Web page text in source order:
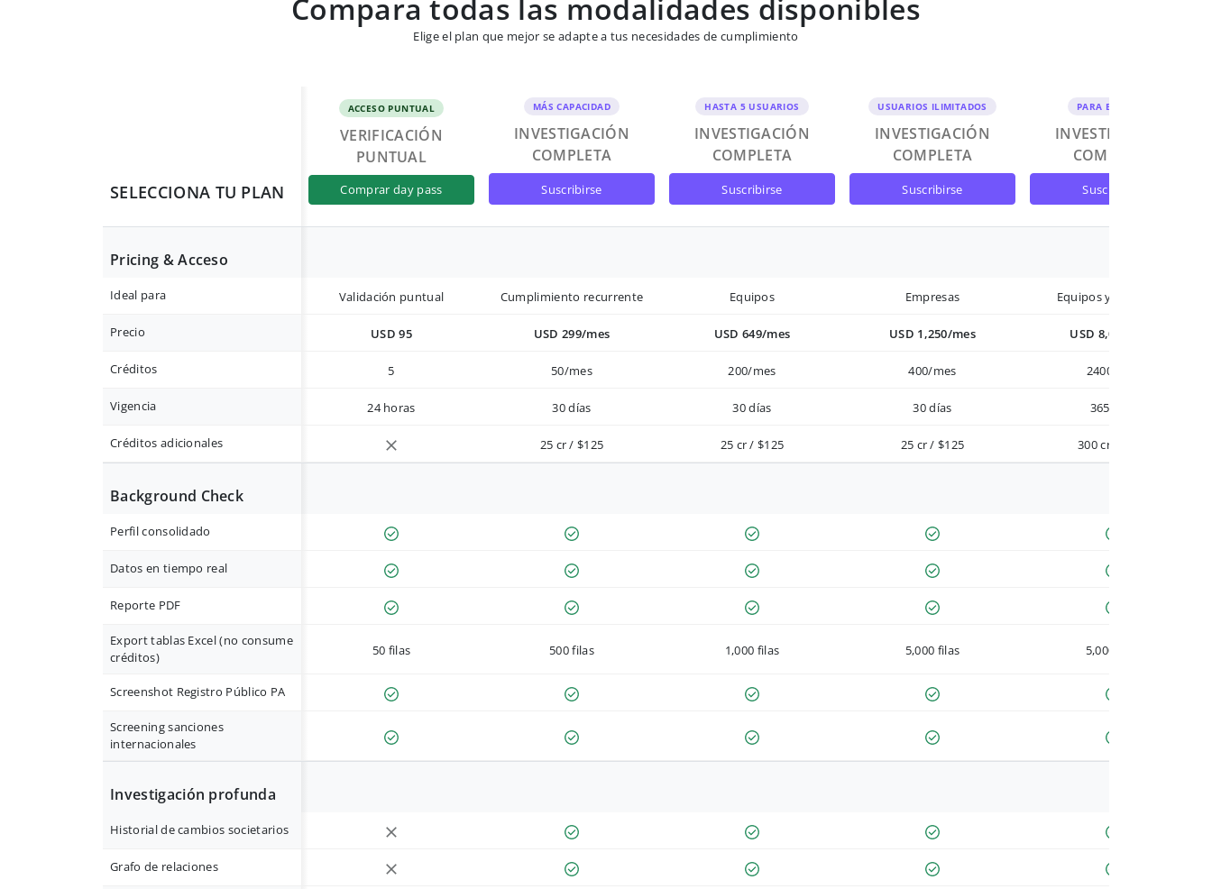
Compara todas las modalidades disponibles
Elige el plan que mejor se adapte a tus necesidades de cumplimiento
SELECCIONA TU PLAN
ACCESO PUNTUAL
VERIFICACIÓN
PUNTUAL
comprar day pass
MÁS CAPACIDAD
INVESTIGACIÓN
COMPLETA
suscribirse
HASTA 5 USUARIOS
INVESTIGACIÓN
COMPLETA
suscribirse
USUARIOS ILIMITADOS
INVESTIGACIÓN
COMPLETA
suscribirse
PARA EQUIPOS
INVESTIGACIÓN
COMPLETA
suscribirse
Pricing & Acceso
Ideal para Validación puntual Cumplimiento recurrente Equipos Empresas Equipos y Empresas
Precio USD 95 USD 299/mes USD 649/mes USD 1,250/mes USD 8,000/año
Créditos 5 50/mes 200/mes 400/mes 2400/año
Vigencia 24 horas 30 días 30 días 30 días 365 días
Créditos adicionales 25 cr / $125 25 cr / $125 25 cr / $125 300 cr / $900
Background Check
Perfil consolidado
Datos en tiempo real
Reporte PDF
Export tablas Excel (no consume
créditos)
50 filas 500 filas 1,000 filas 5,000 filas 5,000 filas
Screenshot Registro Público PA
Screening sanciones
internacionales
Investigación profunda
Historial de cambios societarios
Grafo de relaciones